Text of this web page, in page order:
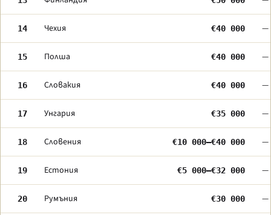
14 Чехия €40 000 —
15 Полша €40 000 —
16 Словакия €40 000 —
17 Унгария €35 000 —
18 Словения €10 000–€40 000 —
19 Естония €5 000–€32 000 —
20 Румъния €30 000 —